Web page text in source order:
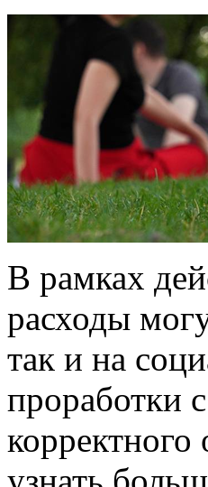
В рамках
расходы
так и на
проработки